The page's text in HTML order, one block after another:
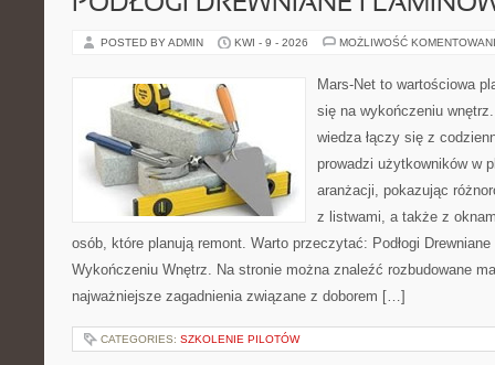
POSTED BY ADMIN KWI - 9 - 2026 MOŻLIWOŚĆ
Mars-Net to wartościowa
się na wykończeniu
wiedza łączy się z
prowadzi użytkowników w
aranżacji, pokazując
z listwami, a także z
osób, które planują remont. Warto przeczytać: Podłogi
Wykończeniu Wnętrz. Na stronie można znaleźć rozbudowane
najważniejsze zagadnienia związane z doborem […]
CATEGORIES: SZKOLENIE PILOTÓW